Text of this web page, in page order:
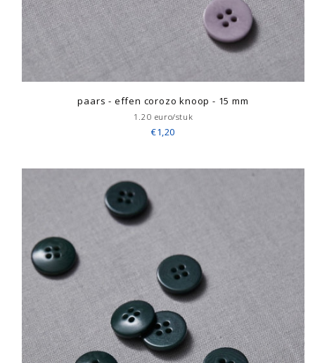
paars - effen corozo knoop - 15 mm
1.20 euro/stuk
€1,20